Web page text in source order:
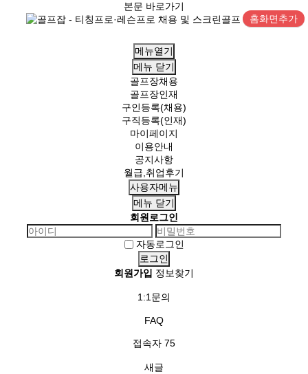
본문 바로가기
홈화면추가
메뉴열기
메뉴 닫기
골프장채용
골프장인재
구인등록(채용)
구직등록(인재)
마이페이지
이용안내
공지사항
월급,취업후기
사용자메뉴
메뉴 닫기
회원로그인
자동로그인
회원가입 정보찾기
1:1문의
FAQ
접속자 75
새글